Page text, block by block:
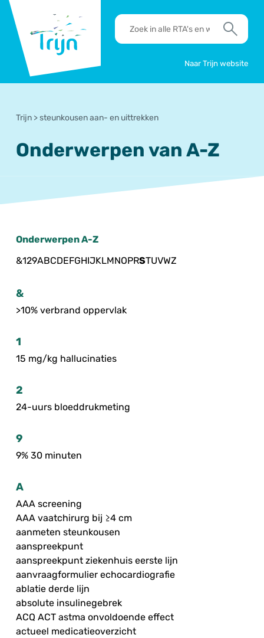
Trijn
RTA's
en
Zoek
Naar Trijn website
Trijn >steunkousen aan- en uittrekken
Onderwerpen van A-Z
Onderwerpen A-Z
&129ABCDEFGHIJKLMNOPRSTUVWZ
&
>10% verbrand oppervlak
1
15 mg/kg hallucinaties
2
24-uurs bloeddrukmeting
9
9% 30 minuten
A
AAA screening
AAA vaatchirurg bij ≥4 cm
aanmeten steunkousen
aanspreekpunt
aanspreekpunt ziekenhuis eerste lijn
aanvraagformulier echocardiografie
ablatie derde lijn
absolute insulinegebrek
ACQ ACT astma onvoldoende effect
actueel medicatieoverzicht